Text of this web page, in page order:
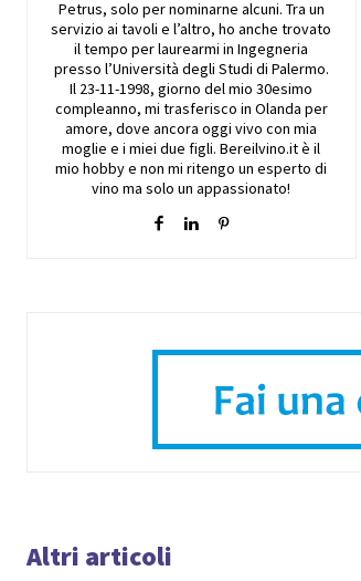
Petrus, solo per nominarne alcuni. Tra un
servizio ai tavoli e l’altro, ho anche trovato
il tempo per laurearmi in Ingegneria
presso l’Università degli Studi di Palermo.
Il 23-11-1998, giorno del mio 30esimo
compleanno, mi trasferisco in Olanda per
amore, dove ancora oggi vivo con mia
moglie e i miei due figli. Bereilvino.it è il
mio hobby e non mi ritengo un esperto di
vino ma solo un appassionato!
Altri articoli